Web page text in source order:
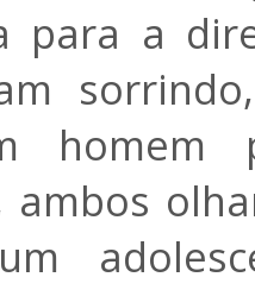
para a
ambos